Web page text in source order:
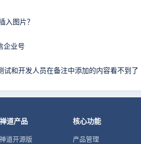
入图片？
企业号
试和开发人员在备注中添加的内容看不到了
禅道产品
禅道开源版
核心功能
产品管理